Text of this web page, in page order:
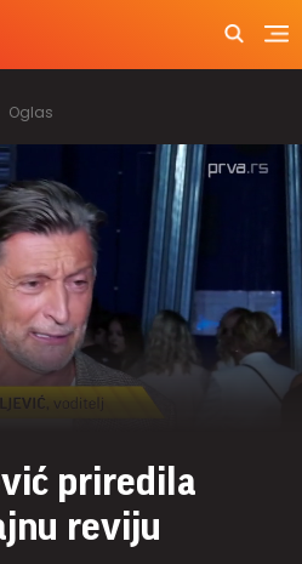
priredila
reviju